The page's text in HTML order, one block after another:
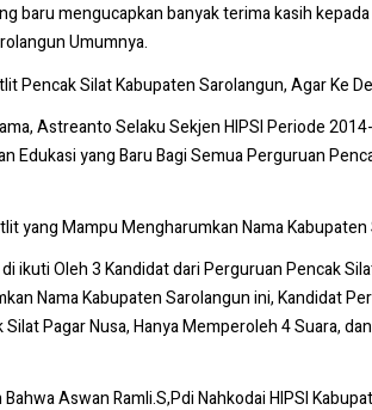
baru mengucapkan banyak terima kasih
Umumnya.
Pencak Silat Kabupaten Sarolangun, Agar Ke
Astreanto Selaku Sekjen HIPSI Periode
Edukasi yang Baru Bagi Semua Perguruan
yang Mampu Mengharumkan Nama
ikuti Oleh 3 Kandidat dari Perguruan Pencak
Nama Kabupaten Sarolangun ini, Kandidat
Pagar Nusa, Hanya Memperoleh 4 Suara,
Aswan Ramli.S,Pdi Nahkodai HIPSI